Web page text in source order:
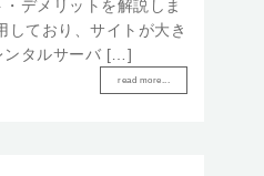
デメリットを解説しま
しており、サイトが大き
ンタルサーバ […]
read more...